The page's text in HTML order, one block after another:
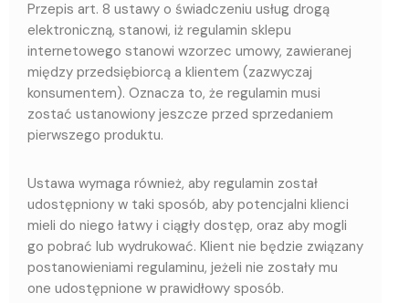
Przepis art. 8 ustawy o świadczeniu usług drogą
elektroniczną, stanowi, iż regulamin sklepu
internetowego stanowi wzorzec umowy, zawieranej
między przedsiębiorcą a klientem (zazwyczaj
konsumentem). Oznacza to, że regulamin musi
zostać ustanowiony jeszcze przed sprzedaniem
pierwszego produktu.
Ustawa wymaga również, aby regulamin został
udostępniony w taki sposób, aby potencjalni klienci
mieli do niego łatwy i ciągły dostęp, oraz aby mogli
go pobrać lub wydrukować. Klient nie będzie związany
postanowieniami regulaminu, jeżeli nie zostały mu
one udostępnione w prawidłowy sposób.